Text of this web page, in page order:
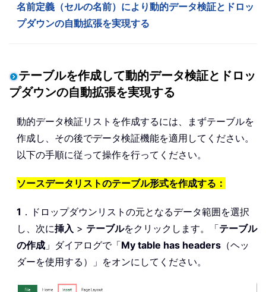
名前定義（セルの名前）により動的データ検証とドロッ
プダウンの自動拡張を実現する
テーブルを作成して動的データ検証とドロッ
プダウンの自動拡張を実現する
動的データ検証リストを作成するには、まずテーブルを
作成し、その後でデータ検証機能を適用してください。
以下の手順に従って操作を行ってください。
ソースデータリストのテーブル形式を作成する：
1 ．ドロップダウンリストの元となるデータ範囲を選択
し、次に挿入 > テーブルをクリックします。「テーブル
の作成 」ダイアログで「My table has headers （ヘッ
ダーを使用する）」をオンにしてください。